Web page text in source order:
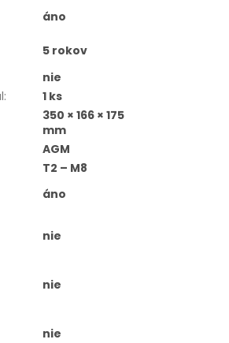
áno
5 rokov
nie
:
1 ks
350 × 166 × 175
mm
AGM
T2 – M8
áno
nie
nie
nie